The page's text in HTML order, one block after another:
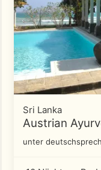
Sri Lanka
Austrian
unter